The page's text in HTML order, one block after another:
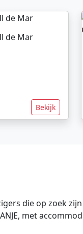
de Mar
Bekijk
die op zoek
met